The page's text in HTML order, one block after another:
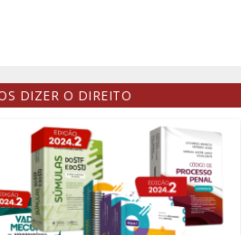
DIZER O DIREITO